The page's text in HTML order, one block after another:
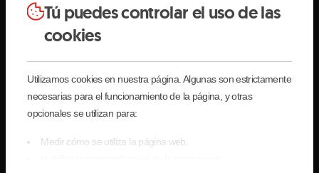
Tú puedes controlar el uso de las
cookies
Utilizamos cookies en nuestra página. Algunas son estrictamente
necesarias para el funcionamiento de la página, y otras
opcionales se utilizan para:
Medir cómo se utiliza la página web.
Creand_letras-
blancas_Eventos.png
Grandvalira Creand
Estrella-
Grandvalira
Commencal.png
Grandvalira
Commençal
blanc